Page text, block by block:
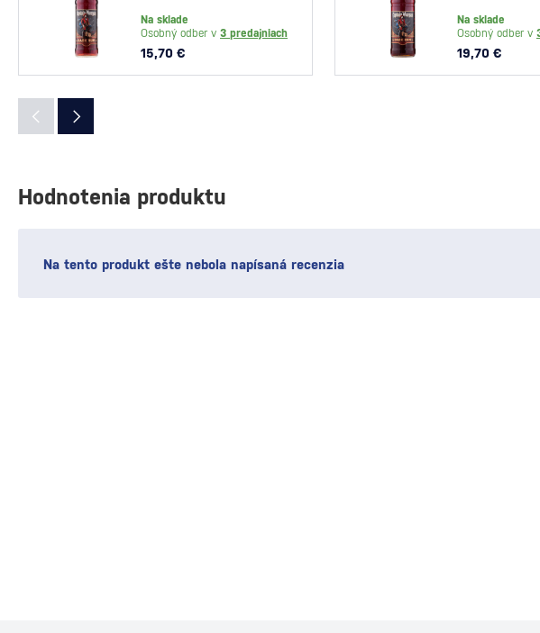
Na sklade
Osobný odber v 3 predajniach
15,70 €
Na sklade
Osobný odber v
19,70 €
Hodnotenia produktu
Na tento produkt ešte nebola napísaná recenzia